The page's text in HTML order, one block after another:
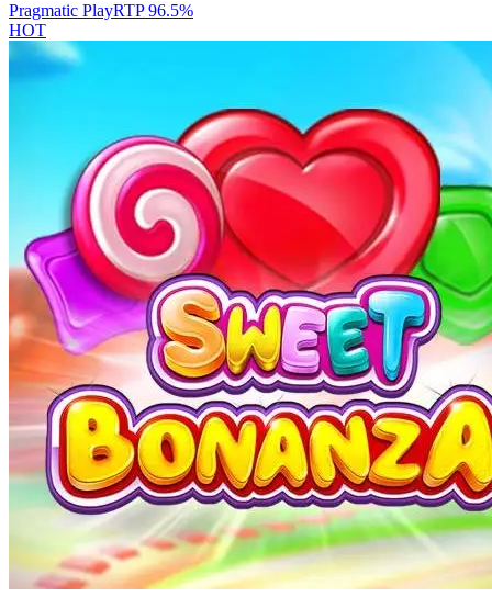
Pragmatic PlayRTP96.5%
HOT